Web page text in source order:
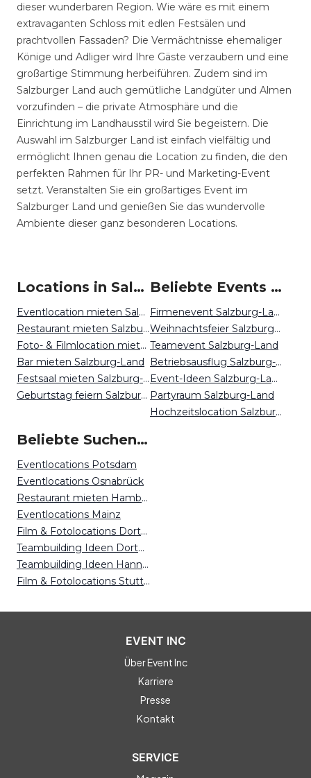
dieser wunderbaren Region. Wie wäre es mit einem
extravaganten Schloss mit edlen Festsälen und
prachtvollen Fassaden? Die Vermächtnisse ehemaliger
Könige und Adliger wird Ihre Gäste verzaubern und eine
großartige Stimmung herbeiführen. Zudem sind im
Salzburger Land auch gemütliche Landgüter und Almen
vorzufinden – die private Atmosphäre und die
Einrichtung im Landhausstil wird Sie begeistern. Die
Auswahl im Salzburger Land ist einfach vielfältig und
ermöglicht Ihnen genau die Location zu finden, die den
perfekten Rahmen für Ihr PR- und Marketing-Event
setzt. Veranstalten Sie ein großartiges Event im
Salzburger Land und genießen Sie das wundervolle
Ambiente dieser ganz besonderen Locations.
Locations in Salzburg Land mieten
Eventlocation mieten Salzburg-Land
Restaurant mieten Salzburg-Land
Foto- & Filmlocation mieten Salzburg-Land
Bar mieten Salzburg-Land
Festsaal mieten Salzburg-Land
Geburtstag feiern Salzburg-Land
Beliebte Events in Salzburg Land
Firmenevent Salzburg-Land
Weihnachtsfeier Salzburg-Land
Teamevent Salzburg-Land
Betriebsausflug Salzburg-Land
Event-Ideen Salzburg-Land
Partyraum Salzburg-Land
Hochzeitslocation Salzburg-Land
Beliebte Suchen auf Event Inc
Eventlocations Potsdam
Eventlocations Osnabrück
Restaurant mieten Hamburg
Eventlocations Mainz
Film & Fotolocations Dortmund
Teambuilding Ideen Dortmund
Teambuilding Ideen Hannover
Film & Fotolocations Stuttgart
EVENT INC
Über Event Inc
Karriere
Presse
Kontakt
SERVICE